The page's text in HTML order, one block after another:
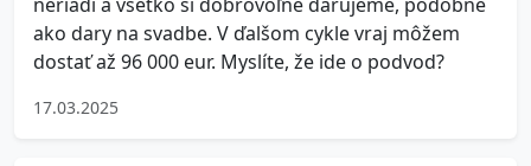
ako dary na svadbe. V ďalšom cykle vraj môžem
dostať až 96 000 eur. Myslíte, že ide o podvod?
17.03.2025